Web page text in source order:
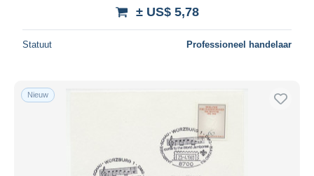
± US$ 5,78
Statuut Professioneel handelaar
Nieuw